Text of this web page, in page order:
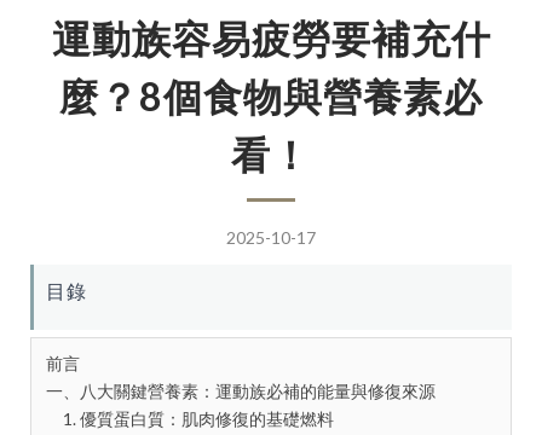
運動族容易疲勞要補充什
麼？8個食物與營養素必
看！
2025-10-17
目錄
前言
一、八大關鍵營養素：運動族必補的能量與修復來源
1. 優質蛋白質：肌肉修復的基礎燃料